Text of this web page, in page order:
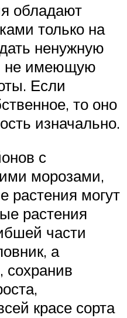
обладают
только на
ненужную
не имеющую
Если
то оно
изначально.
с
морозами,
растения могут
растения
части
а
сохранив
красе сорта